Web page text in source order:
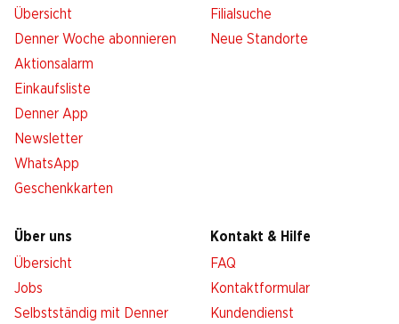
Übersicht
Denner Woche abonnieren
Aktionsalarm
Einkaufsliste
Denner App
Newsletter
WhatsApp
Geschenkkarten
Filialsuche
Neue Standorte
Über uns
Übersicht
Jobs
Selbstständig mit Denner
Kontakt & Hilfe
FAQ
Kontaktformular
Kundendienst